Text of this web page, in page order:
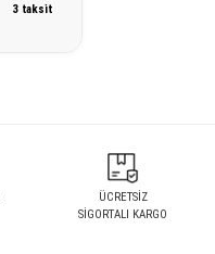
3 taksit
ÜCRETSİZ
SİGORTALI KARGO